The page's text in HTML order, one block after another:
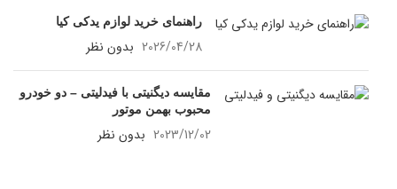
راهنمای خرید لوازم یدکی کیا
2026/04/28 بدون نظر
مقایسه دیگنیتی با فیدلیتی – دو خودرو
محبوب بهمن موتور
2023/12/02 بدون نظر